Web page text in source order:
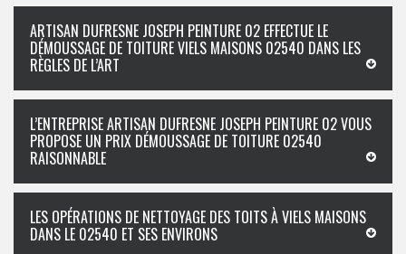
ARTISAN DUFRESNE JOSEPH PEINTURE 02 EFFECTUE LE
DÉMOUSSAGE DE TOITURE VIELS MAISONS 02540 DANS LES
RÈGLES DE L’ART
L’ENTREPRISE ARTISAN DUFRESNE JOSEPH PEINTURE 02 VOUS
PROPOSE UN PRIX DÉMOUSSAGE DE TOITURE 02540
RAISONNABLE
LES OPÉRATIONS DE NETTOYAGE DES TOITS À VIELS MAISONS
DANS LE 02540 ET SES ENVIRONS